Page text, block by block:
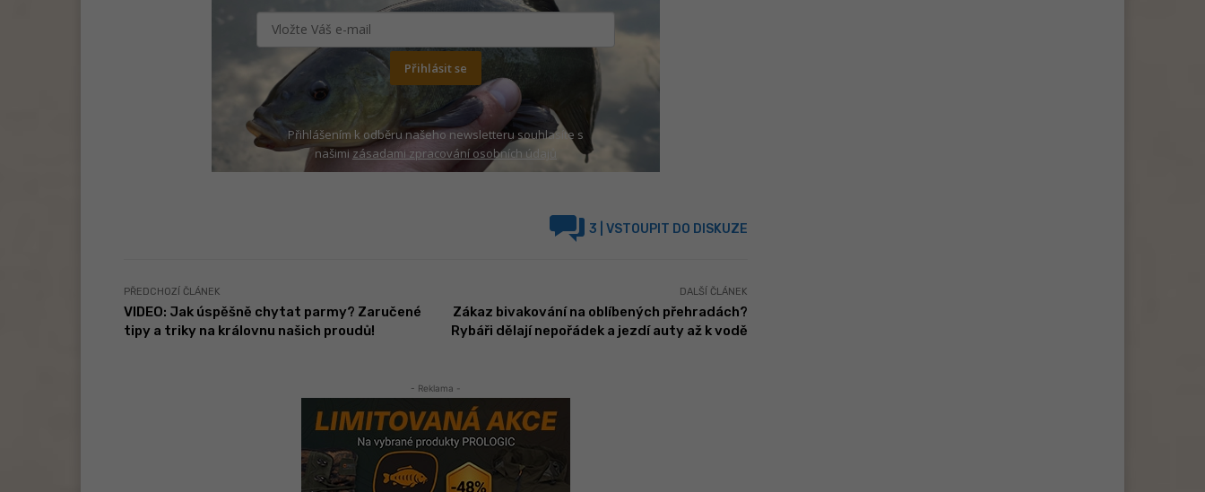
Přihlásit se
Přihlášením k odběru našeho newsletteru souhlasíte s
našimizásadami zpracování osobních údajů
3 | VSTOUPIT DO DISKUZE
PŘEDCHOZÍ ČLÁNEK
VIDEO: Jak úspěšně chytat parmy? Zaručené
tipy a triky na královnu našich proudů!
DALŠÍ ČLÁNEK
Zákaz bivakování na oblíbených přehradách?
Rybáři dělají nepořádek a jezdí auty až k vodě
- Reklama -